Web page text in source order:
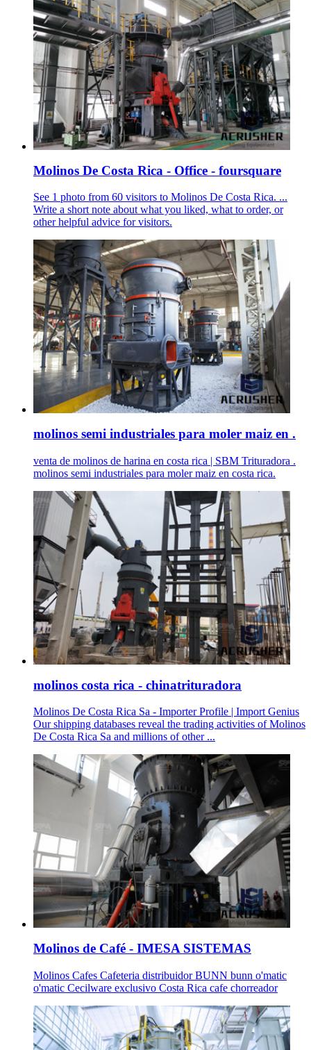
Molinos De Costa Rica - Office - foursquare
See 1 photo from 60 visitors to Molinos De Costa Rica. ...
Write a short note about what you liked, what to order, or
other helpful advice for visitors.
molinos semi industriales para moler maiz en .
venta de molinos de harina en costa rica | SBM Trituradora .
molinos semi industriales para moler maiz en costa rica.
molinos costa rica - chinatrituradora
Molinos De Costa Rica Sa - Importer Profile | Import Genius
Our shipping databases reveal the trading activities of Molinos
De Costa Rica Sa and millions of other ...
Molinos de Café - IMESA SISTEMAS
Molinos Cafes Cafeteria distribuidor BUNN bunn o'matic
o'matic Cecilware exclusivo Costa Rica cafe chorreador